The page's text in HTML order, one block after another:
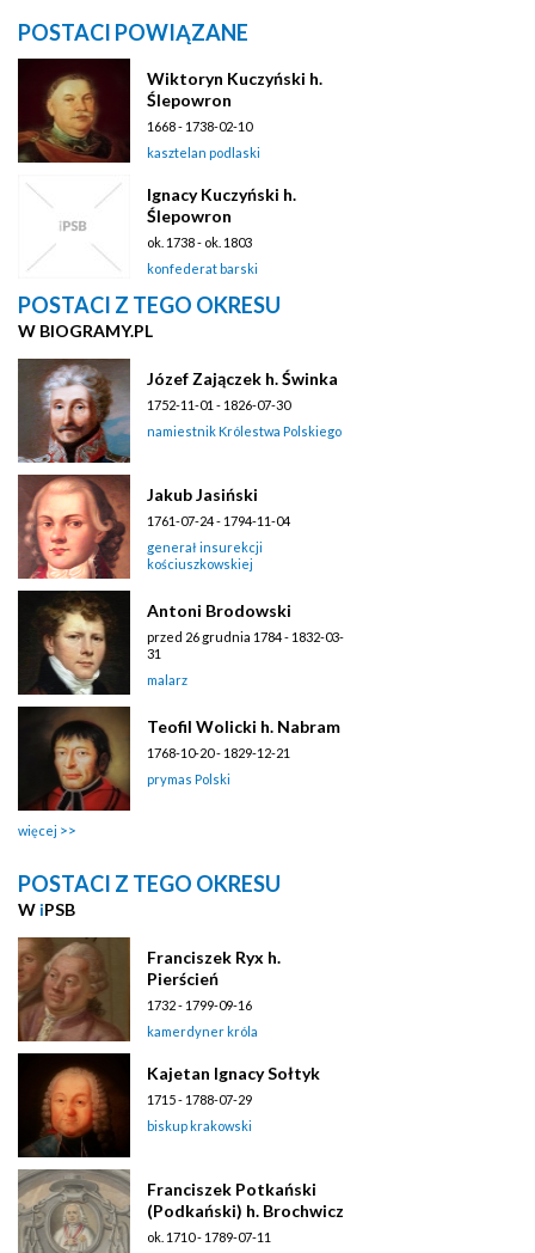
POSTACI POWIĄZANE
Wiktoryn Kuczyński h.
Ślepowron
1668 - 1738-02-10
kasztelan podlaski
Ignacy Kuczyński h.
Ślepowron
ok. 1738 - ok. 1803
konfederat barski
POSTACI Z TEGO OKRESU
W BIOGRAMY.PL
Józef Zajączek h. Świnka
1752-11-01 - 1826-07-30
namiestnik Królestwa Polskiego
Jakub Jasiński
1761-07-24 - 1794-11-04
generał insurekcji
kościuszkowskiej
Antoni Brodowski
przed 26 grudnia 1784 - 1832-03-
31
malarz
Teofil Wolicki h. Nabram
1768-10-20 - 1829-12-21
prymas Polski
więcej
POSTACI Z TEGO OKRESU
W iPSB
Franciszek Ryx h.
Pierścień
1732 - 1799-09-16
kamerdyner króla
Kajetan Ignacy Sołtyk
1715 - 1788-07-29
biskup krakowski
Franciszek Potkański
(Podkański) h. Brochwicz
ok. 1710 - 1789-07-11